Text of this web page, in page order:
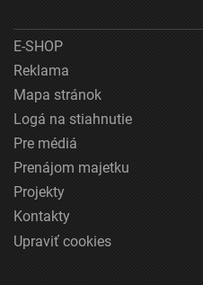
E-SHOP
Reklama
Mapa stránok
Logá na stiahnutie
Pre médiá
Prenájom majetku
Projekty
Kontakty
Upraviť cookies